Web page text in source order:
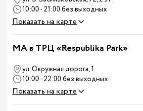
10:00 - 21:00 без выходных
Показать на карте
MA в ТРЦ «Respublika Park»
ул. Окружная дорога, 1
10:00 - 22:00 без выходных
Показать на карте